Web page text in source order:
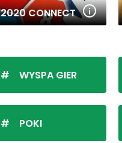
2020 CONNECT
WYSPA GIER
POKI